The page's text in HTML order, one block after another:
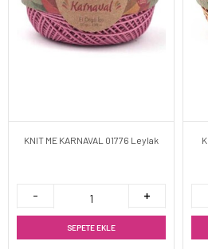
KNIT ME KARNAVAL 01776 Leylak
SEPETE EKLE